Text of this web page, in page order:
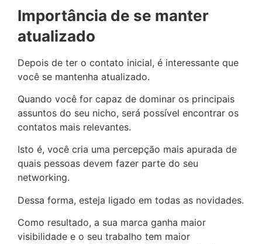
Importância de se manter
atualizado
Depois de ter o contato inicial, é interessante que
você se mantenha atualizado.
Quando você for capaz de dominar os principais
assuntos do seu nicho, será possível encontrar os
contatos mais relevantes.
Isto é, você cria uma percepção mais apurada de
quais pessoas devem fazer parte do seu
networking.
Dessa forma, esteja ligado em todas as novidades.
Como resultado, a sua marca ganha maior
visibilidade e o seu trabalho tem maior